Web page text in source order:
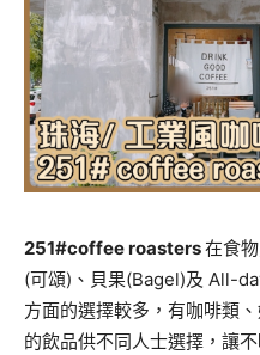
251#coffee roasters在食
(可頌)、貝果(Bagel)及 All-
方面的選擇較多，有咖啡類
的飲品供不同人士選擇，讓